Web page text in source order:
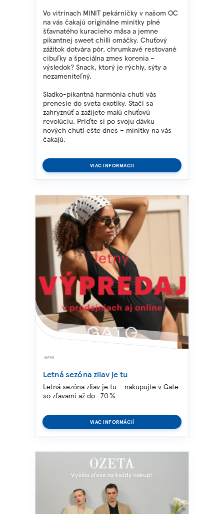
Vo vitrínach MINIT pekárničky v našom OC
na vás čakajú originálne minitky plné
šťavnatého kuracieho mäsa a jemne
pikantnej sweet chilli omáčky. Chuťový
zážitok dotvára pór, chrumkavé restované
cibuľky a špeciálna zmes korenia –
výsledok? Snack, ktorý je rýchly, sýty a
nezameniteľný.
Sladko-pikantná harmónia chutí vás
prenesie do sveta exotiky. Stačí sa
zahryznúť a zažijete malú chuťovú
revolúciu. Príďte si po svoju dávku
nových chutí ešte dnes – minitky na vás
čakajú.
VIAC INFORMÁCIÍ
Letná sezóna zliav je tu
Letná sezóna zliav je tu – nakupujte v Gate
so zľavami až do -70 %
VIAC INFORMÁCIÍ